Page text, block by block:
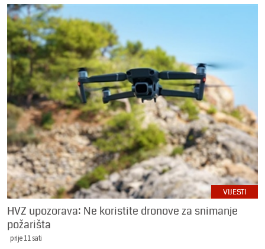
VIJESTI
HVZ upozorava: Ne koristite dronove za snimanje
požarišta
prije 11 sati